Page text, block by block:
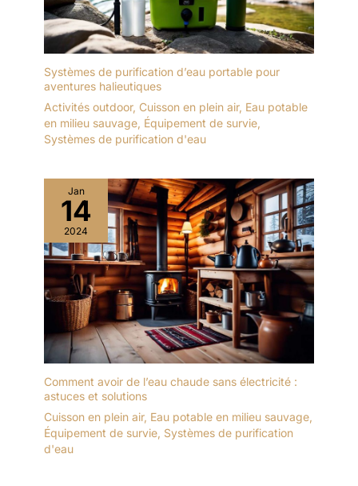
Systèmes de purification d’eau portable pour
aventures halieutiques
Activités outdoor, Cuisson en plein air, Eau potable
en milieu sauvage, Équipement de survie,
Systèmes de purification d'eau
Jan
14
2024
Comment avoir de l’eau chaude sans électricité :
astuces et solutions
Cuisson en plein air, Eau potable en milieu sauvage,
Équipement de survie, Systèmes de purification
d'eau